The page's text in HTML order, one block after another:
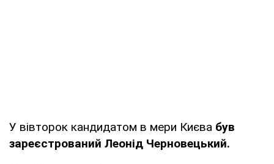
У вівторок кандидатом в мери Києва був
зареєстрований Леонід Черновецький.